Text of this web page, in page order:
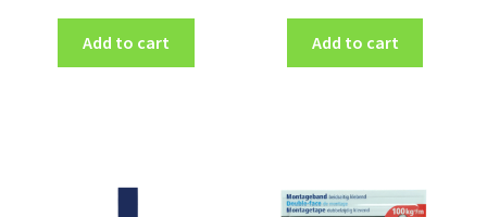
Add to cart Add to cart